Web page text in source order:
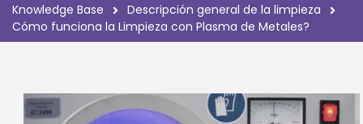
Knowledge Base
Descripción general de la limpieza
Cómo funciona la Limpieza con Plasma de Metales?